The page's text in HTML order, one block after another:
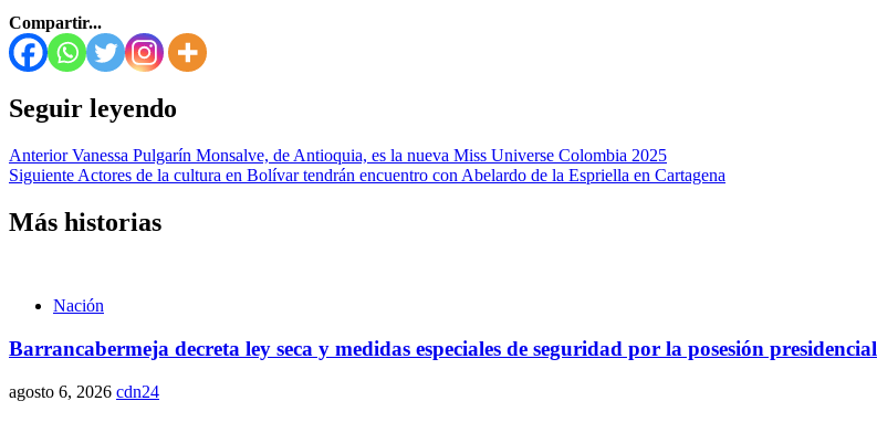
Compartir...
Seguir leyendo
AnteriorVanessa Pulgarín Monsalve, de Antioquia, es la nueva Miss Universe Colombia 2025
Siguiente Actores de la cultura en Bolívar tendrán encuentro con Abelardo de la Espriella en Cartagena
Más historias
Nación
Barrancabermeja decreta ley seca y medidas especiales de seguridad por la posesión presidencial
agosto 6, 2026 cdn24